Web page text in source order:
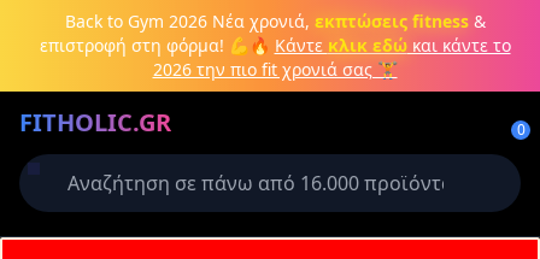
Μετάβαση στο κύριο περιεχόμενο
Back to Gym 2026Νέα χρονιά, εκπτώσεις fitness&
επιστροφή στη φόρμα! 💪🔥 Κάντε κλικ εδώκαι κάντε το
2026 την πιο fit χρονιά σας 🏋️
FITHOLIC.GR 0
Δημιουργήστε λογαριασμό ή
Απαιτείται για την ολοκλήρωση της
παραγγελίας σας